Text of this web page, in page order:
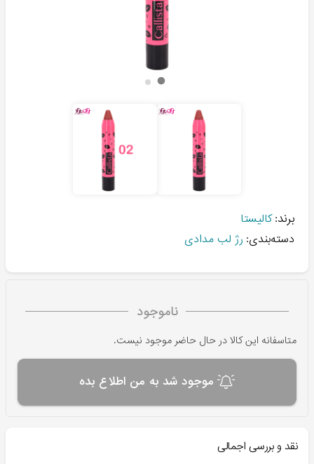
برند: کالیستا
دسته‌بندی: رژ لب مدادی
ناموجود
متاسفانه این کالا در حال حاضر موجود نیست.
موجود شد به من اطلاع بده
نقد و بررسی اجمالی